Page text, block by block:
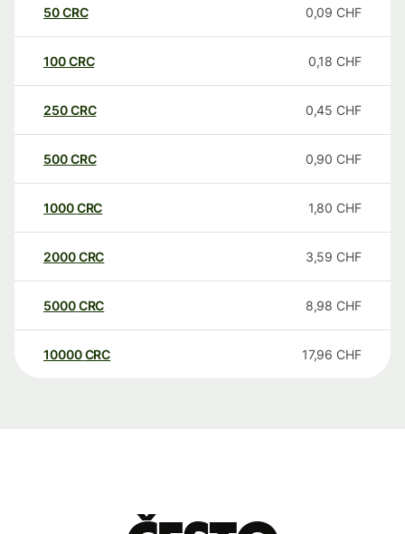
50CRC 0,09 CHF
100CRC 0,18 CHF
250CRC 0,45 CHF
500CRC 0,90 CHF
1000CRC 1,80 CHF
2000CRC 3,59 CHF
5000CRC 8,98 CHF
10000 CRC 17,96 CHF